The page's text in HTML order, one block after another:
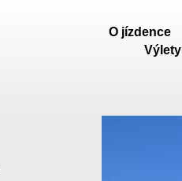
O jízdence
Výlety